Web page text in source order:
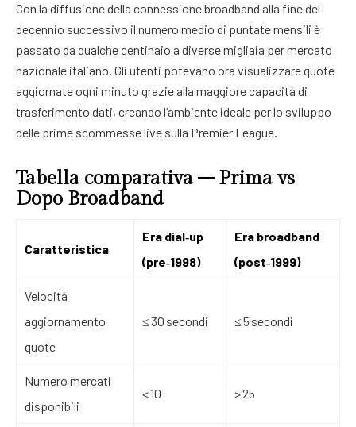
Con la diffusione della connessione broadband alla fine del
decennio successivo il numero medio di puntate mensili è
passato da qualche centinaio a diverse migliaia per mercato
nazionale italiano. Gli utenti potevano ora visualizzare quote
aggiornate ogni minuto grazie alla maggiore capacità di
trasferimento dati, creando l’ambiente ideale per lo sviluppo
delle prime scommesse live sulla Premier League.
Tabella comparativa – Prima vs
Dopo Broadband
Caratteristica
Era dial‑up
(pre‑1998)
Era broadband
(post‑1999)
Velocità
aggiornamento
quote
≤ 30 secondi ≤ 5 secondi
Numero mercati
disponibili
< 10 > 25